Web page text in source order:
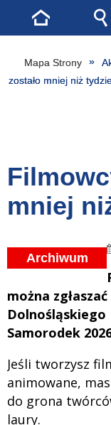
Mapa Strony
zostało mniej niż
mniej
Archiwum
można
Dolnośląskiego
Samorodek
Jeśli tworzysz
animowane,
do grona
laury.
Strona
główna